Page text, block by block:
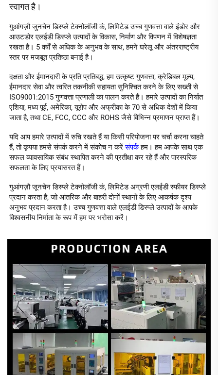
स्वागत है।
गुआंगज़ौ जुनचेन डिस्प्ले टेक्नोलॉजी कं, लिमिटेड उच्च गुणवत्ता वाले इंडोर और
आउटडोर एलईडी डिस्प्ले उत्पादों के विकास, निर्माण और विपणन में विशेषज्ञता
रखता है। 5 वर्षों से अधिक के अनुभव के साथ, हमने घरेलू और अंतरराष्ट्रीय
स्तर पर मजबूत प्रतिष्ठा बनाई है।
दक्षता और ईमानदारी के प्रति प्रतिबद्ध, हम उत्कृष्ट गुणवत्ता, क्रेडिबल मूल्य,
ईमानदार सेवा और त्वरित तकनीकी सहायता सुनिश्चित करने के लिए सख्ती से
ISO9001:2015 गुणवत्ता प्रणाली का पालन करते हैं। हमारे उत्पादों का निर्यात
एशिया, मध्य पूर्व, अमेरिका, यूरोप और अफ्रीका के 70 से अधिक देशों में किया
जाता है, तथा CE, FCC, CCC और ROHS जैसे विभिन्न प्रमाणन प्राप्त हैं।
यदि आप हमारे उत्पादों में रुचि रखते हैं या किसी परियोजना पर चर्चा करना चाहते
हैं, तो कृपया हमसे संपर्क करने में संकोच न करें संपर्क हम। हम आपके साथ एक
सफल व्यावसायिक संबंध स्थापित करने की प्रतीक्षा कर रहे हैं और पारस्परिक
सफलता के लिए प्रयासरत हैं।
गुआंगज़ौ जूनचेन डिस्प्ले टेक्नोलॉजी कं, लिमिटेड अग्रणी एलईडी स्फीयर डिस्प्ले
प्रदान करता है, जो आंतरिक और बाहरी दोनों स्थानों के लिए आकर्षक दृश्य
अनुभव प्रदान करता है। उच्च गुणवत्ता वाले एलईडी डिस्प्ले उत्पादों के आपके
विश्वसनीय निर्माता के रूप में हम पर भरोसा करें।